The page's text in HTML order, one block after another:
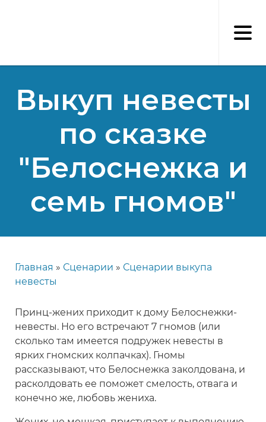
Выкуп невесты
по сказке
"Белоснежка и
семь гномов"
Строка
Главная Сценарии
Сценарии выкупа
невесты
Принц-жених приходит к дому Белоснежки-
невесты. Но его встречают 7 гномов (или
сколько там имеется подружек невесты в
ярких гномских колпачках). Гномы
рассказывают, что Белоснежка заколдована, и
расколдовать ее поможет смелость, отвага и
конечно же, любовь жениха.